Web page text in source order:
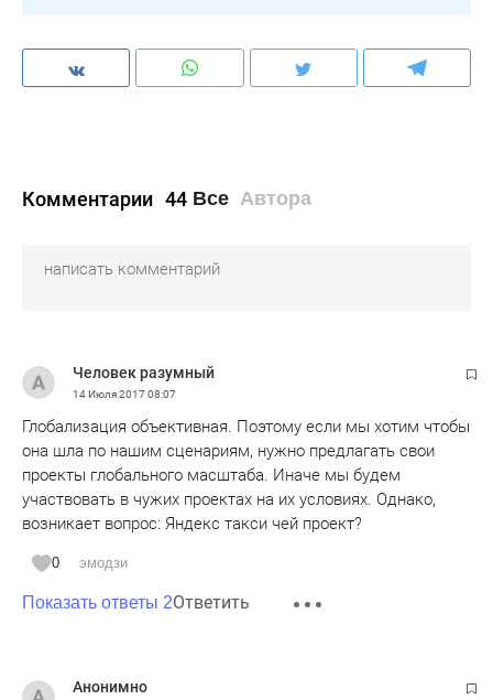
Комментарии 44 Все Автора
Человек разумный
14 Июля 201708:07
Глобализация объективная. Поэтому если мы хотим чтобы
она шла по нашим сценариям, нужно предлагать свои
проекты глобального масштаба. Иначе мы будем
участвовать в чужих проектах на их условиях. Однако,
возникает вопрос: Яндекс такси чей проект?
0 эмодзи
Показать ответы 2Ответить
Анонимно